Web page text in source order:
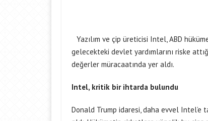
Yazılım ve çip üreticisi Intel, ABD
gelecekteki devlet yardımlarını riske
değerler müracaatında yer aldı.
Intel, kritik bir ihtarda bulundu
Donald Trump idaresi, daha evvel Intel’e